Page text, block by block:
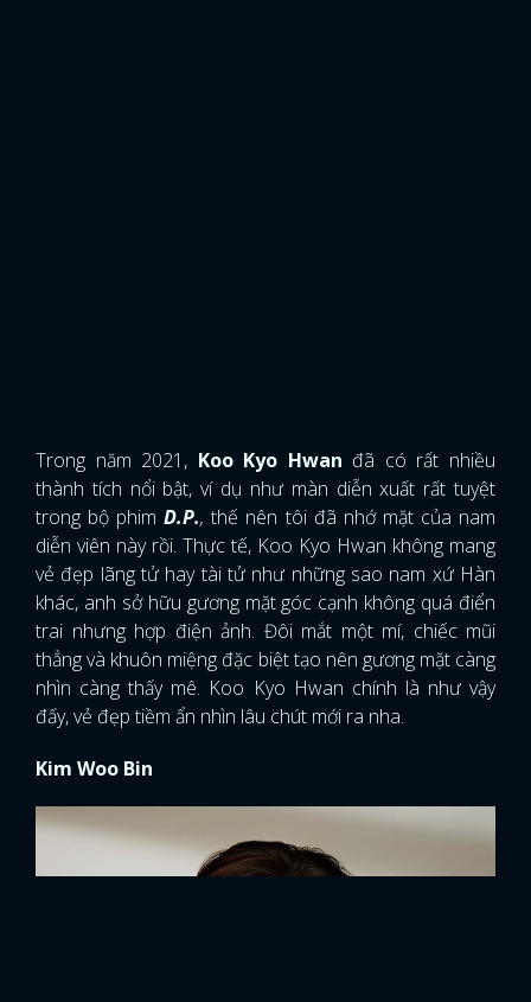
Trong năm 2021, Koo Kyo Hwan đã có rất nhiều
thành tích nổi bật, ví dụ như màn diễn xuất rất tuyệt
trong bộ phimD.P., thế nên tôi đã nhớ mặt của nam
diễn viên này rồi. Thực tế, Koo Kyo Hwan không mang
vẻ đẹp lãng tử hay tài tử như những sao nam xứ Hàn
khác, anh sở hữu gương mặt góc cạnh không quá điển
trai nhưng hợp điện ảnh. Đôi mắt một mí, chiếc mũi
thẳng và khuôn miệng đặc biệt tạo nên gương mặt càng
nhìn càng thấy mê. Koo Kyo Hwan chính là như vậy
đấy, vẻ đẹp tiềm ẩn nhìn lâu chút mới ra nha.
Kim Woo Bin